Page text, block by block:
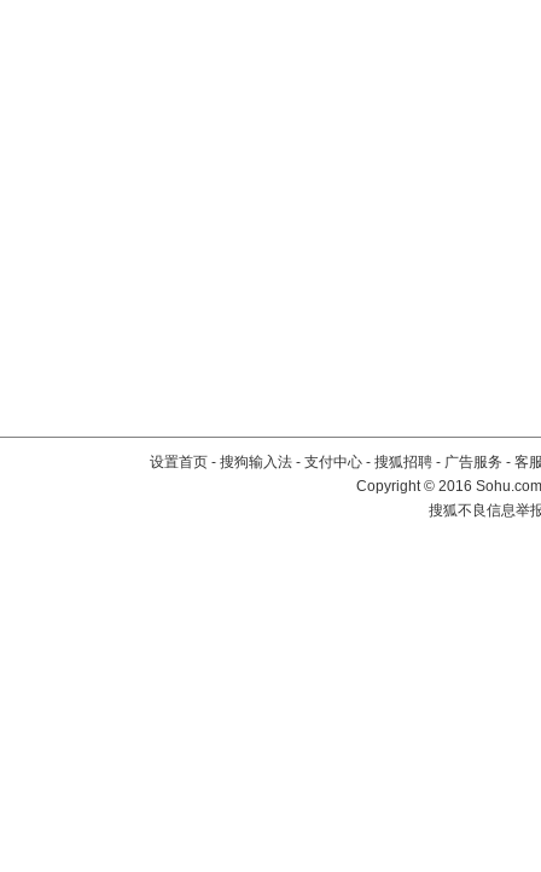
设置首页 - 搜狗输入法 - 支付中心 - 搜狐招聘 - 广告服务 - 客
Copyright©2016
搜狐不良信息举